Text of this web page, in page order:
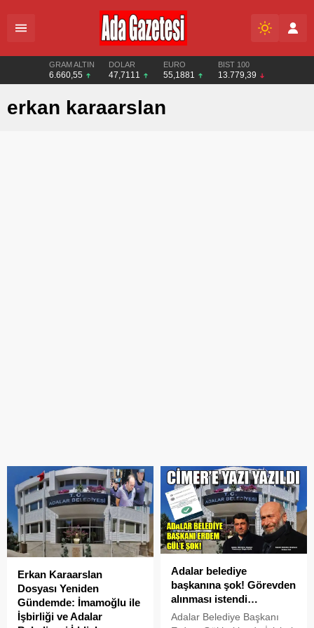
GRAM ALTIN
6.660,55
DOLAR
47,7111
EURO
55,1881
BIST 100
13.779,39
erkan karaarslan
Erkan Karaarslan
Dosyası Yeniden
Gündemde: İmamoğlu ile
İşbirliği ve Adalar
Adalar belediye
başkanına şok! Görevden
alınması istendi…
Adalar Belediye Başkanı